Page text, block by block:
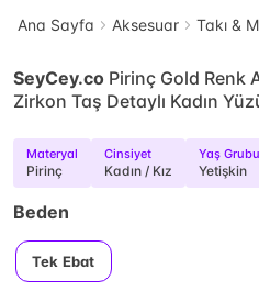
Ana Sayfa Aksesuar Takı &
SeyCey.co Pirinç Gold Renk
Zirkon Taş Detaylı Kadın
Materyal
Pirinç
Cinsiyet
Kadın / Kız
Yaş Grubu
Yetişkin
Beden
Tek Ebat